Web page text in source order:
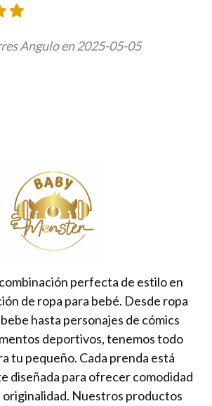
Angulo en 2025-05-05
perfecta de estilo en
de ropa para bebé. Desde ropa
hasta personajes de cómics
deportivos, tenemos todo
tu pequeño. Cada prenda está
diseñada para ofrecer comodidad
originalidad. Nuestros productos